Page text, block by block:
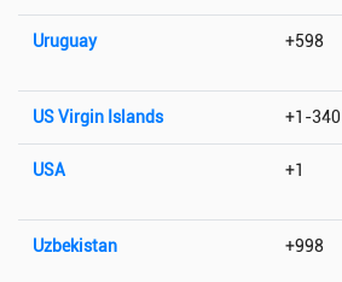
Uruguay +598
US Virgin Islands +1-340
USA +1
Uzbekistan +998